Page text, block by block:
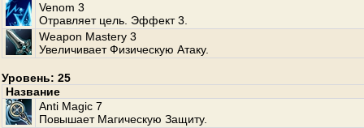
Venom 3
Отравляет цель. Эффект 3.
Weapon Mastery 3
Увеличивает Физическую Атаку.
Уровень: 25
Название
Anti Magic 7
Повышает Магическую Защиту.